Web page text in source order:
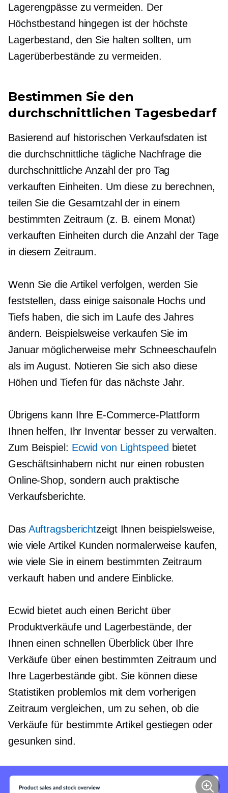
Lagerengpässe zu vermeiden. Der
Höchstbestand hingegen ist der höchste
Lagerbestand, den Sie halten sollten, um
Lagerüberbestände zu vermeiden.
Bestimmen Sie den
durchschnittlichen Tagesbedarf
Basierend auf historischen Verkaufsdaten ist
die durchschnittliche tägliche Nachfrage die
durchschnittliche Anzahl der pro Tag
verkauften Einheiten. Um diese zu berechnen,
teilen Sie die Gesamtzahl der in einem
bestimmten Zeitraum (z. B. einem Monat)
verkauften Einheiten durch die Anzahl der Tage
in diesem Zeitraum.
Wenn Sie die Artikel verfolgen, werden Sie
feststellen, dass einige saisonale Hochs und
Tiefs haben, die sich im Laufe des Jahres
ändern. Beispielsweise verkaufen Sie im
Januar möglicherweise mehr Schneeschaufeln
als im August. Notieren Sie sich also diese
Höhen und Tiefen für das nächste Jahr.
Übrigens kann Ihre E-Commerce-Plattform
Ihnen helfen, Ihr Inventar besser zu verwalten.
Zum Beispiel: Ecwid von Lightspeed bietet
Geschäftsinhabern nicht nur einen robusten
Online-Shop, sondern auch praktische
Verkaufsberichte.
Das Auftragsberichtzeigt Ihnen beispielsweise,
wie viele Artikel Kunden normalerweise kaufen,
wie viele Sie in einem bestimmten Zeitraum
verkauft haben und andere Einblicke.
Ecwid bietet auch einen Bericht über
Produktverkäufe und Lagerbestände, der
Ihnen einen schnellen Überblick über Ihre
Verkäufe über einen bestimmten Zeitraum und
Ihre Lagerbestände gibt. Sie können diese
Statistiken problemlos mit dem vorherigen
Zeitraum vergleichen, um zu sehen, ob die
Verkäufe für bestimmte Artikel gestiegen oder
gesunken sind.